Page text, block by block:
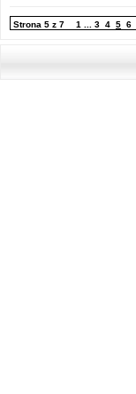
Strona 5 z 7 1 ... 3 4 5 6